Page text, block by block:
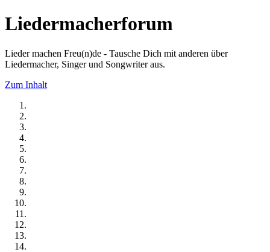
Liedermacherforum
Lieder machen Freu(n)de - Tausche Dich mit anderen über
Liedermacher, Singer und Songwriter aus.
Zum Inhalt